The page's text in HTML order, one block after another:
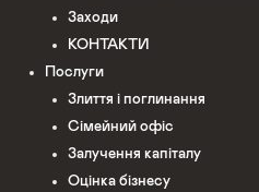
Заходи
КОНТАКТИ
Послуги
Злиття і поглинання
Сімейний офіс
Залучення капіталу
Оцінка бізнесу